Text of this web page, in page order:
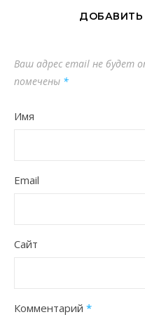
Ваш адрес email не будет
помечены *
Имя
Email
Сайт
Комментарий *